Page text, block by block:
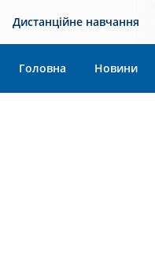
Дистанційне навчання
Головна Новини